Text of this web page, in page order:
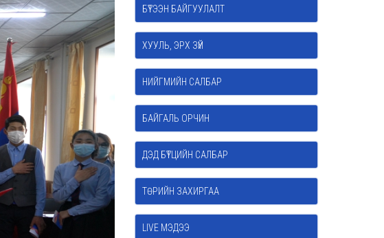
БҮТЭЭН БАЙГУУЛАЛТ
ХУУЛЬ, ЭРХ ЗҮЙ
НИЙГМИЙН САЛБАР
БАЙГАЛЬ ОРЧИН
ДЭД БҮТЦИЙН САЛБАР
ТӨРИЙН ЗАХИРГАА
LIVE МЭДЭЭ